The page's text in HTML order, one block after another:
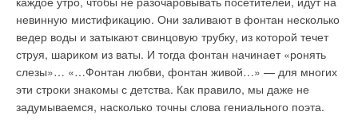
невинную мистификацию. Они заливают в фонтан несколько
ведер воды и затыкают свинцовую трубку, из которой течет
струя, шариком из ваты. И тогда фонтан начинает «ронять
слезы»… «…Фонтан любви, фонтан живой…» — для многих
эти строки знакомы с детства. Как правило, мы даже не
задумываемся, насколько точны слова гениального поэта.